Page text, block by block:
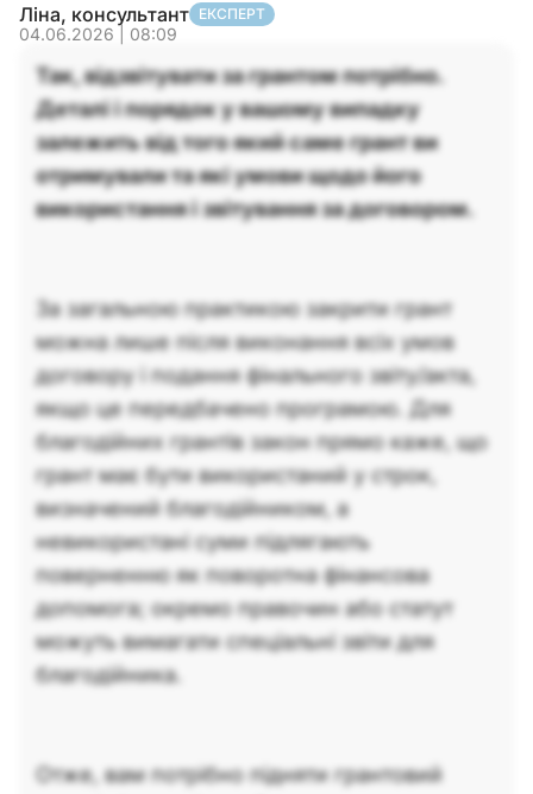
Ліна, консультант ЕКСПЕРТ
04.06.2026 | 08:09
Так, відзвітувати за грантом потрібно.
Деталі і порядок у вашому випадку
залежить від того який саме грант ви
отримували та які умови щодо його
використання і звітування за договором.
За загальною практикою закрити грант
можна лише після виконання всіх умов
договору і подання фінального звіту/акта,
якщо це передбачено програмою. Для
благодійних грантів закон прямо каже, що
грант має бути використаний у строк,
визначений благодійником, а
невикористані суми підлягають
поверненню як поворотна фінансова
допомога; окремо правочин або статут
можуть вимагати спеціальні звіти для
благодійника.
Отже, вам потрібно підняти грантовий